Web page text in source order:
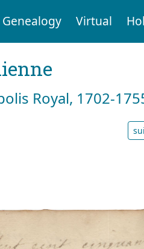
Genealogy Virtual
Royal, 1702-